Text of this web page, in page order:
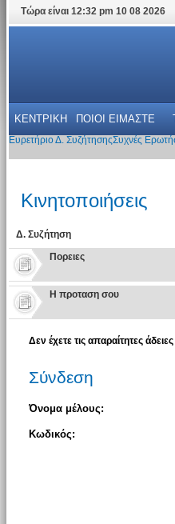
Τώρα είναι 12:32 pm 10 08 2026
ΚΕΝΤΡΙΚΗ ΠΟΙΟΙ ΕΙΜΑΣΤΕ
Ευρετήριο Δ. ΣυζήτησηςΣυχνές
Κινητοποιήσεις
Δ. Συζήτηση
Πoρειες
Η προταση σου
Δεν έχετε τις απαραίτητες
Σύνδεση
Όνομα μέλους:
Κωδικός: